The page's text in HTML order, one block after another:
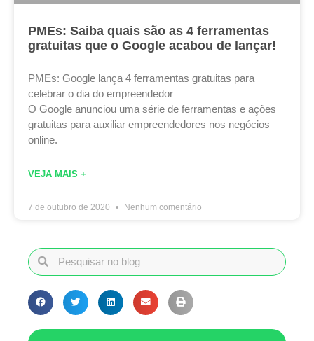
PMEs: Saiba quais são as 4 ferramentas
gratuitas que o Google acabou de lançar!
PMEs: Google lança 4 ferramentas gratuitas para
celebrar o dia do empreendedor
O Google anunciou uma série de ferramentas e ações
gratuitas para auxiliar empreendedores nos negócios
online.
VEJA MAIS +
7 de outubro de 2020 Nenhum comentário